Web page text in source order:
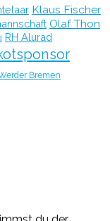
Klaus Fischer
Olaf Thon
RH Alurad
Bremen